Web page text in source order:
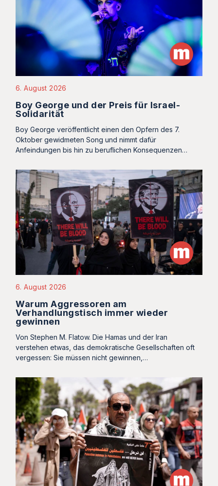
6. August 2026
Boy George und der Preis für Israel-
Solidarität
Boy George veröffentlicht einen den Opfern des 7.
Oktober gewidmeten Song und nimmt dafür
Anfeindungen bis hin zu beruflichen Konsequenzen…
6. August 2026
Warum Aggressoren am
Verhandlungstisch immer wieder
gewinnen
Von Stephen M. Flatow. Die Hamas und der Iran
verstehen etwas, das demokratische Gesellschaften oft
vergessen: Sie müssen nicht gewinnen,…